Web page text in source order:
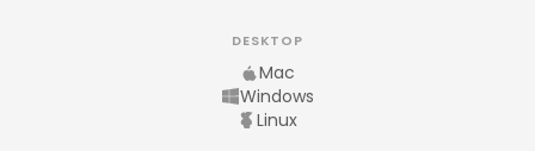
DESKTOP
Mac
Windows
Linux